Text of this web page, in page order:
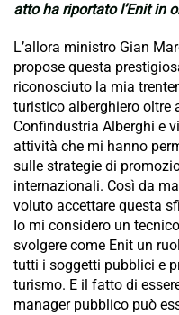
atto ha riportato l’Enit in
L’allora ministro Gian
propose questa
riconosciuto la mia
turistico alberghiero oltre
Confindustria Alberghi e
attività che mi hanno
sulle strategie di
internazionali. Così da
voluto accettare questa
Io mi considero un
svolgere come Enit un
tutti i soggetti pubblici e
turismo. E il fatto di
manager pubblico può